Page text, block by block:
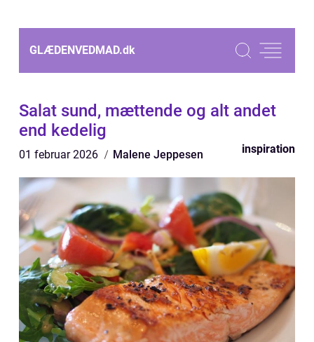
GLÆDENVEDMAD.dk
Salat sund, mættende og alt andet
end kedelig
01 februar 2026 Malene Jeppesen inspiration